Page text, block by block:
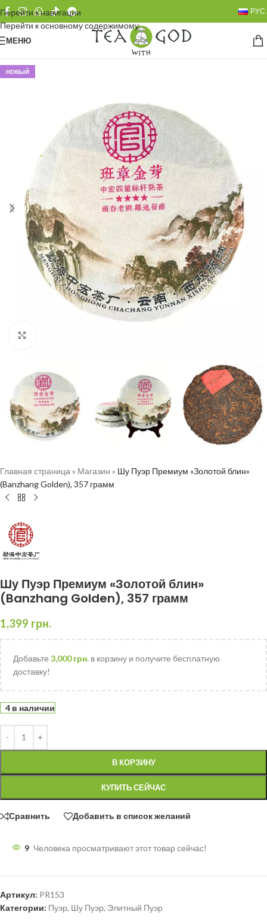
Перейти к навигации
Перейти к основному содержимому
РУС.
МЕНЮ
НОВЫЙ
Главная страница » Магазин » Шу Пуэр Премиум «Золотой блин»
(Banzhang Golden), 357 грамм
Шу Пуэр Премиум «Золотой блин»
(Banzhang Golden), 357 грамм
1,399 грн.
Добавьте 3,000грн. в корзину и получите бесплатную
доставку!
4 в наличии
В КОРЗИНУ
КУПИТЬ СЕЙЧАС
Сравнить Добавить в список желаний
9 Человека просматривают этот товар сейчас!
Артикул: PR153
Категории: Пуэр, Шу Пуэр, Элитный Пуэр